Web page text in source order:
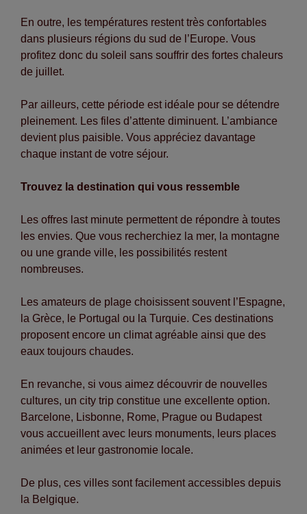
En outre, les températures restent très confortables
dans plusieurs régions du sud de l’Europe. Vous
profitez donc du soleil sans souffrir des fortes chaleurs
de juillet.
Par ailleurs, cette période est idéale pour se détendre
pleinement. Les files d’attente diminuent. L’ambiance
devient plus paisible. Vous appréciez davantage
chaque instant de votre séjour.
Trouvez la destination qui vous ressemble
Les offres last minute permettent de répondre à toutes
les envies. Que vous recherchiez la mer, la montagne
ou une grande ville, les possibilités restent
nombreuses.
Les amateurs de plage choisissent souvent l’Espagne,
la Grèce, le Portugal ou la Turquie. Ces destinations
proposent encore un climat agréable ainsi que des
eaux toujours chaudes.
En revanche, si vous aimez découvrir de nouvelles
cultures, un city trip constitue une excellente option.
Barcelone, Lisbonne, Rome, Prague ou Budapest
vous accueillent avec leurs monuments, leurs places
animées et leur gastronomie locale.
De plus, ces villes sont facilement accessibles depuis
la Belgique.